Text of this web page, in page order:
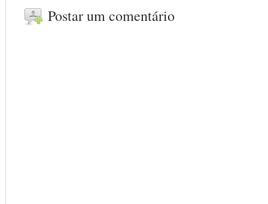
Postar um comentário